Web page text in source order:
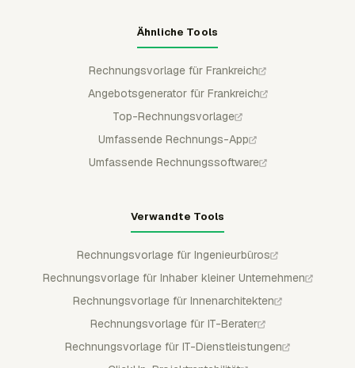
Ähnliche Tools
Rechnungsvorlage für Frankreich
Angebotsgenerator für Frankreich
Top-Rechnungsvorlage
Umfassende Rechnungs-App
Umfassende Rechnungssoftware
Verwandte Tools
Rechnungsvorlage für Ingenieurbüros
Rechnungsvorlage für Inhaber kleiner Unternehmen
Rechnungsvorlage für Innenarchitekten
Rechnungsvorlage für IT-Berater
Rechnungsvorlage für IT-Dienstleistungen